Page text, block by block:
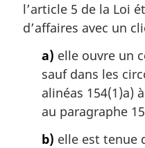
l’article 5 de la Loi
d’affaires avec un
a) elle ouvre un
sauf dans les
alinéas 154(1)a)
au paragraphe
b) elle est tenue